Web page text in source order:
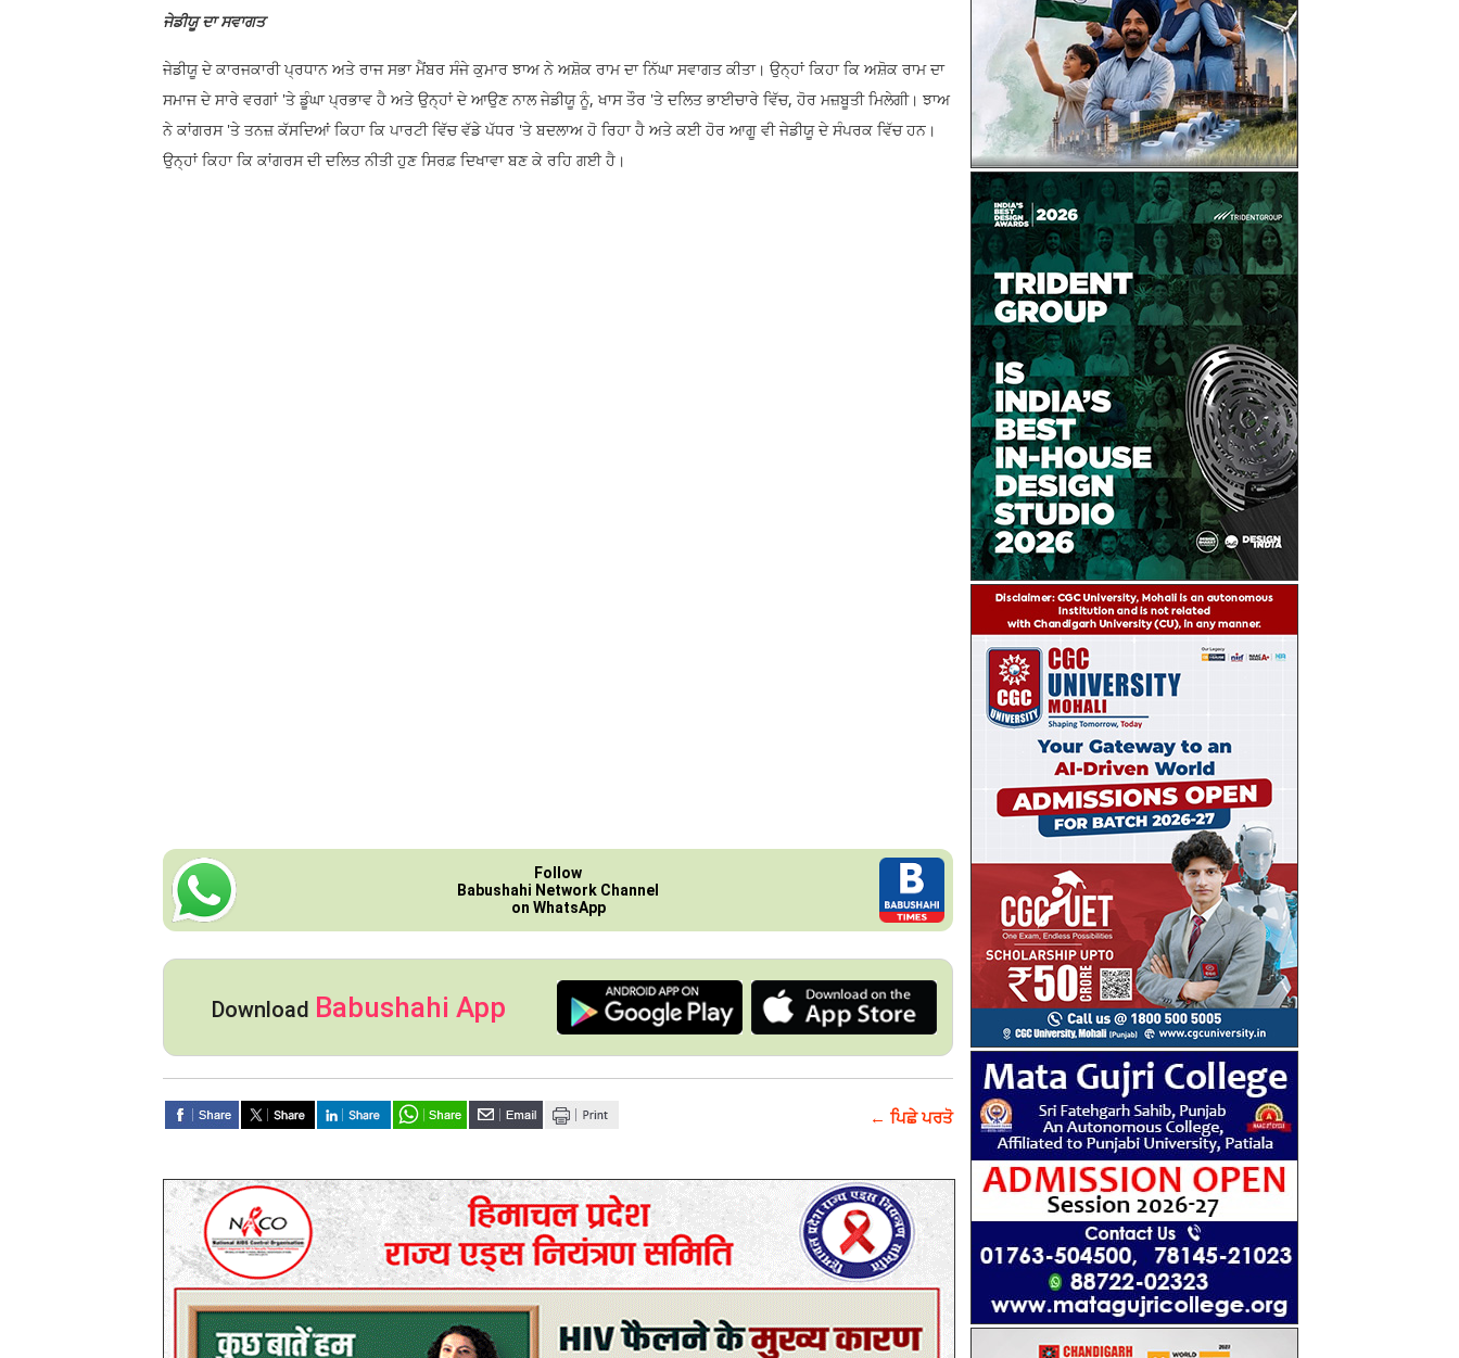
ਜੇਡੀਯੂ ਦਾ ਸਵਾਗਤ
ਜੇਡੀਯੂ ਦੇ ਕਾਰਜਕਾਰੀ ਪ੍ਰਧਾਨ ਅਤੇ ਰਾਜ ਸਭਾ ਮੈਂਬਰ ਸੰਜੇ ਕੁਮਾਰ ਝਾਅ ਨੇ ਅਸ਼ੋਕ ਰਾਮ ਦਾ ਨਿੱਘਾ ਸਵਾਗਤ ਕੀਤਾ। ਉਨ੍ਹਾਂ ਕਿਹਾ ਕਿ ਅਸ਼ੋਕ ਰਾਮ ਦਾ
ਸਮਾਜ ਦੇ ਸਾਰੇ ਵਰਗਾਂ 'ਤੇ ਡੂੰਘਾ ਪ੍ਰਭਾਵ ਹੈ ਅਤੇ ਉਨ੍ਹਾਂ ਦੇ ਆਉਣ ਨਾਲ ਜੇਡੀਯੂ ਨੂੰ, ਖਾਸ ਤੌਰ 'ਤੇ ਦਲਿਤ ਭਾਈਚਾਰੇ ਵਿੱਚ, ਹੋਰ ਮਜ਼ਬੂਤੀ ਮਿਲੇਗੀ। ਝਾਅ
ਨੇ ਕਾਂਗਰਸ 'ਤੇ ਤਨਜ਼ ਕੱਸਦਿਆਂ ਕਿਹਾ ਕਿ ਪਾਰਟੀ ਵਿੱਚ ਵੱਡੇ ਪੱਧਰ 'ਤੇ ਬਦਲਾਅ ਹੋ ਰਿਹਾ ਹੈ ਅਤੇ ਕਈ ਹੋਰ ਆਗੂ ਵੀ ਜੇਡੀਯੂ ਦੇ ਸੰਪਰਕ ਵਿੱਚ ਹਨ।
ਉਨ੍ਹਾਂ ਕਿਹਾ ਕਿ ਕਾਂਗਰਸ ਦੀ ਦਲਿਤ ਨੀਤੀ ਹੁਣ ਸਿਰਫ਼ ਦਿਖਾਵਾ ਬਣ ਕੇ ਰਹਿ ਗਈ ਹੈ।
Follow
Babushahi Network Channel
on WhatsApp
Download Babushahi App
← ਪਿਛੇ ਪਰਤੋ